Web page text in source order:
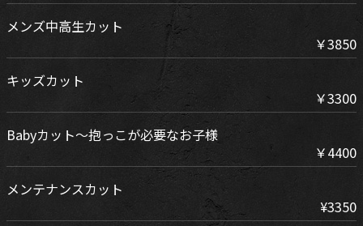
メンズ中高生カット
￥3850
キッズカット
￥3300
Babyカット～抱っこが必要なお子様
￥4400
メンテナンスカット
¥3350